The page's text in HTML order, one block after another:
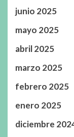
junio 2025
mayo 2025
abril 2025
marzo 2025
febrero 2025
enero 2025
diciembre